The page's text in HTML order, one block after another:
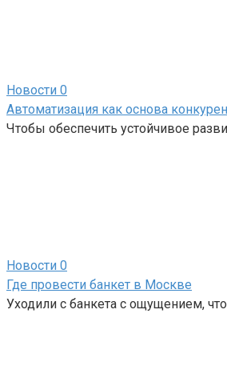
Новости 0
Автоматизация как основа
Чтобы обеспечить устойчивое
Новости 0
Где провести банкет в Москве
Уходили с банкета с ощущением,